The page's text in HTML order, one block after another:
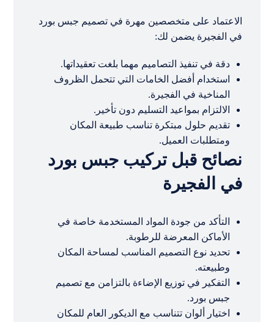
الاعتماد على متخصصين مهرة في تصميم جبس بورد
في الفجيرة يضمن لك:
دقة في تنفيذ التصاميم مهما بلغت تعقيداتها.
استخدام أفضل الخامات التي تتحمل الظروف
المناخية في الفجيرة.
الالتزام بمواعيد التسليم دون تأخير.
تقديم حلول مبتكرة تناسب طبيعة المكان
ومتطلبات العميل.
نصائح قبل تركيب جبس بورد
في الفجيرة
التأكد من جودة المواد المستخدمة خاصة في
الأماكن المعرضة للرطوبة.
تحديد نوع التصميم المناسب لمساحة المكان
وطبيعته.
التفكير في توزيع الإضاءة بالتزامن مع تصميم
جبس بورد.
اختيار ألوان تتناسب مع الديكور العام للمكان